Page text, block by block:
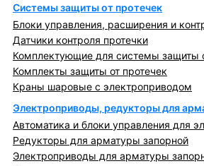
Системы защиты от протечек
Блоки управления, расширения и
Датчики контроля протечки
Комплектующие для системы защиты
Комплекты защиты от протечек
Краны шаровые с электроприводом
Электроприводы, редукторы для
Автоматика и блоки управления для
Редукторы для арматуры запорной
Электроприводы для арматуры